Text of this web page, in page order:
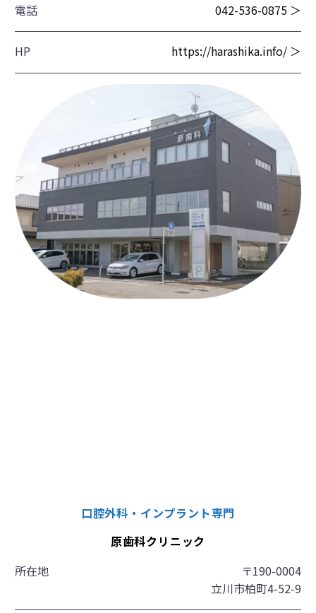
電話 042-536-0875 ＞
HP https://harashika.info/ ＞
口腔外科・インプラント専門
原歯科クリニック
所在地
〒190-0004
立川市柏町4-52-9